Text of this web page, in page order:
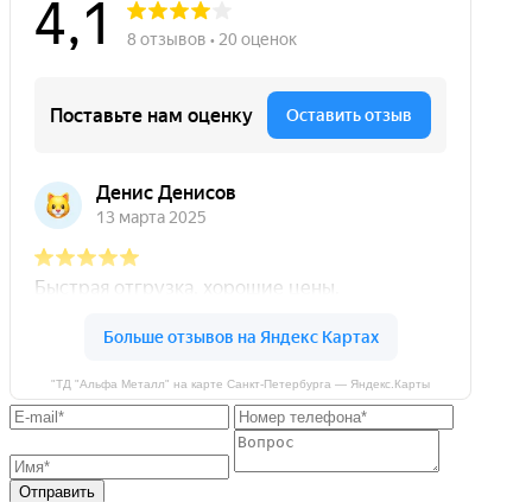
"ТД "Альфа Металл" на карте Санкт‑Петербурга — Яндекс.Карты
Отправить